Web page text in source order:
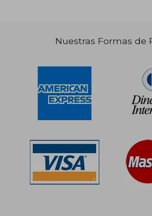
Nuestras Formas de